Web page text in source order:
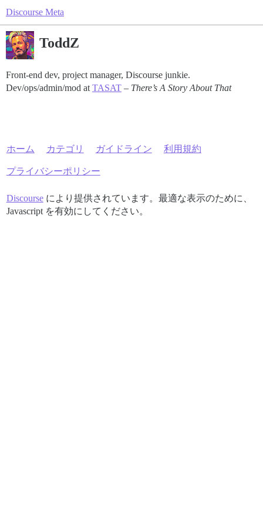
Discourse Meta
ToddZ
Front-end dev, project manager, Discourse junkie.
Dev/ops/admin/mod at TASAT – There’s A Story About That
ホーム カテゴリ ガイドライン 利用規約
プライバシーポリシー
Discourseにより提供されています。最適な表示のために、
Javascript を有効にしてください。